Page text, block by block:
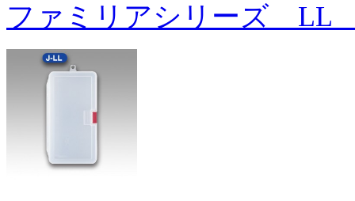
ファミリアシリーズ LL